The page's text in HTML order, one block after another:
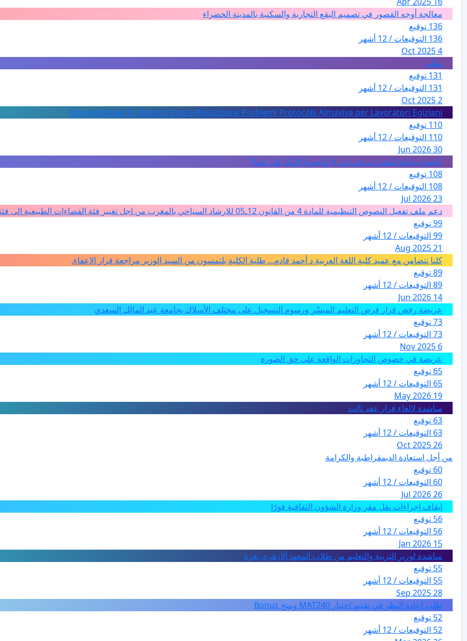
معالجة أوجه القصور في تصميم البقع التجارية والسكنية بالمدينة الخضراء
136 توقيع
136 التوقيعات / 12 أشهر
4 Oct 2025
تظلّم
131 توقيع
131 التوقيعات / 12 أشهر
2 Oct 2025
Intervento per lo Sblocco Visti e Risoluzione Problemi Protocolli Almaviva per Lavoratori Egiziani
110 توقيع
110 التوقيعات / 12 أشهر
30 Jun 2026
أوقفوا معاناة المخدرات في حي H وأعيدوا الأمان إلى حينا!
108 توقيع
108 التوقيعات / 12 أشهر
23 Jul 2026
دعم ملف تفعيل النصوص التنظيمية للمادة 4 من القانون 12ـ05 للارشاد السياحي بالمغرب من اجل تغيير فئة الفضاءات الطبيعية الى فئة المدن والمدارات
99 توقيع
99 التوقيعات / 12 أشهر
21 Aug 2025
كلنا نتضامن مع عميد كلية اللغة العربية د أحمد قادم... طلبة الكلية يلتمسون من السيد الوزير مراجعة قرار الإعفاء.
89 توقيع
89 التوقيعات / 12 أشهر
14 Jun 2026
عريضة رفض قرار فرض التعليم الميسّر ورسوم التسجيل على مختلف الأسلاك بجامعة عبد المالك السعدي
73 توقيع
73 التوقيعات / 12 أشهر
6 Nov 2025
عريضة في خصوص التجاوزات الواقعة على حق الصورة
65 توقيع
65 التوقيعات / 12 أشهر
19 May 2026
مناشدة لالغاء قرار عقد ثالث
63 توقيع
63 التوقيعات / 12 أشهر
26 Oct 2025
من أجل استعادة الديمقراطية والكرامة
60 توقيع
60 التوقيعات / 12 أشهر
26 Jul 2026
إيقاف إجراءات نقل مقر وزارة الشؤون الثقافية فورًا
56 توقيع
56 التوقيعات / 12 أشهر
15 Jan 2026
مناشدة لوزير التربية والتعليم من طلاب المعهد الأزهري بغزة
55 توقيع
55 التوقيعات / 12 أشهر
28 Sep 2025
طلب إعادة النظر في تقييم اختبار MAT240 ومنح Bonus
52 توقيع
52 التوقيعات / 12 أشهر